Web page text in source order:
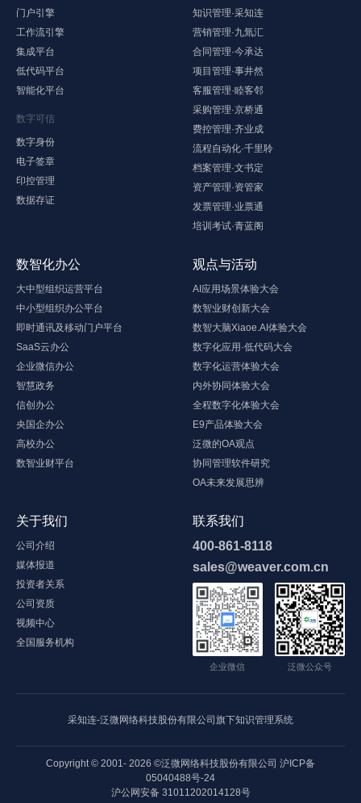
门户引擎
工作流引擎
集成平台
低代码平台
智能化平台
数字可信
数字身份
电子签章
印控管理
数据存证
知识管理·采知连
营销管理·九氚汇
合同管理·今承达
项目管理·事井然
客服管理·睦客邻
采购管理·京桥通
费控管理·齐业成
流程自动化·千里聆
档案管理·文书定
资产管理·资管家
发票管理·业票通
培训考试·青蓝阁
数智化办公
大中型组织运营平台
中小型组织办公平台
即时通讯及移动门户平台
SaaS云办公
企业微信办公
智慧政务
信创办公
央国企办公
高校办公
数智业财平台
观点与活动
AI应用场景体验大会
数智业财创新大会
数智大脑Xiaoe.AI体验大会
数字化应用·低代码大会
数字化运营体验大会
内外协同体验大会
全程数字化体验大会
E9产品体验大会
泛微的OA观点
协同管理软件研究
OA未来发展思辨
关于我们
公司介绍
媒体报道
投资者关系
公司资质
视频中心
全国服务机构
联系我们
400-861-8118
sales@weaver.com.cn
企业微信 泛微公众号
采知连-泛微网络科技股份有限公司旗下知识管理系统
Copyright © 2001- 2026 ©泛微网络科技股份有限公司 沪ICP备
05040488号-24
沪公网安备 31011202014128号